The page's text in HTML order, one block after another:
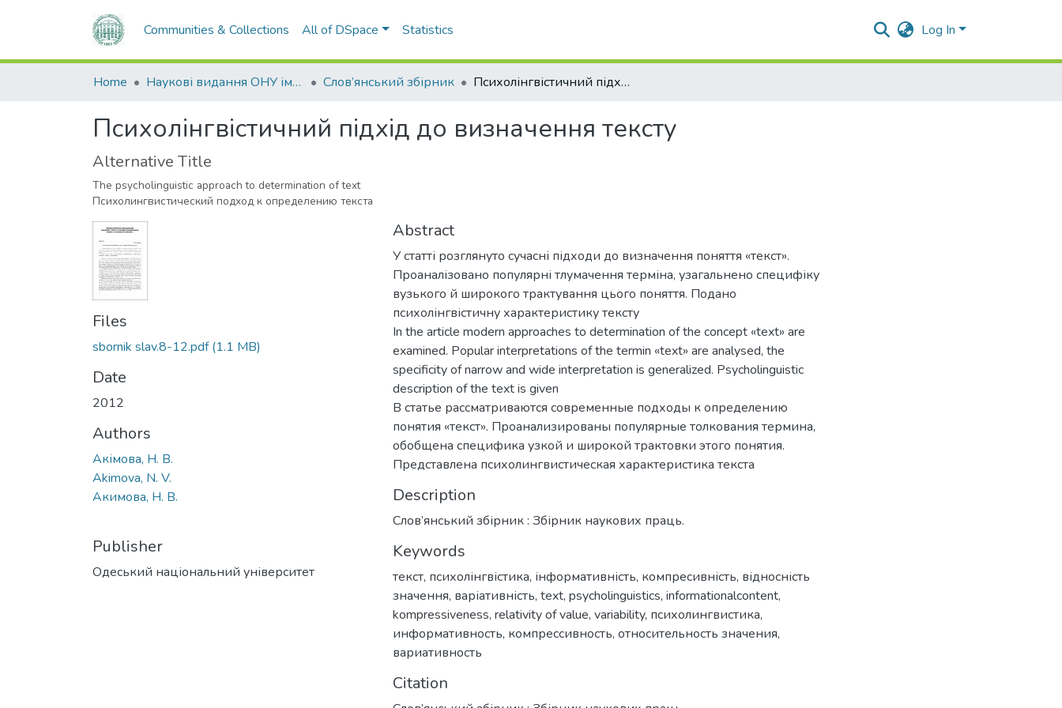
Communities & Collections All of DSpace Statistics Log In
Home Наукові видання ОНУ імені І. І. Мечникова Слов’янський збірник Психолінгвістичний підхід до визначення тексту
Психолінгвістичний підхід до визначення тексту
Alternative Title
The psycholinguistic approach to determination of text
Психолингвистический подход к определению текста
Files
sbornik slav.8-12.pdf(1.1 MB)
Date
2012
Authors
Акімова, Н. В.
Akimova, N. V.
Акимова, Н. В.
Publisher
Одеський національний університет
Abstract
У статті розглянуто сучасні підходи до визначення поняття «текст».
Проаналізовано популярні тлумачення терміна, узагальнено специфіку
вузького й широкого трактування цього поняття. Подано
психолінгвістичну характеристику тексту
In the article modern approaches to determination of the concept «text» are
examined. Popular interpretations of the termin «text» are analysed, the
specificity of narrow and wide interpretation is generalized. Psycholinguistic
description of the text is given
В статье рассматриваются современные подходы к определению
понятия «текст». Проанализированы популярные толкования термина,
обобщена специфика узкой и широкой трактовки этого понятия.
Представлена психолингвистическая характеристика текста
Description
Слов’янський збірник : Збірник наукових праць.
Keywords
текст, психолінгвістика, інформативність, компресивність, відносність
значення, варіативність, text, psycholinguistics, informationalcontent,
kompressiveness, relativity of value, variability, психолингвистика,
информативность, компрессивность, относительность значения,
вариативность
Citation